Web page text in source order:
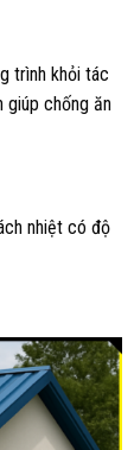
trình khỏi tác
giúp chống ăn
nhiệt có độ